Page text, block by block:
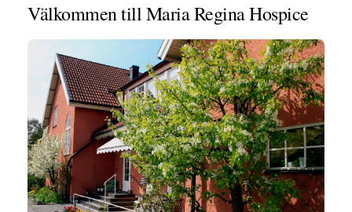
Välkommen till Maria Regina Hospice